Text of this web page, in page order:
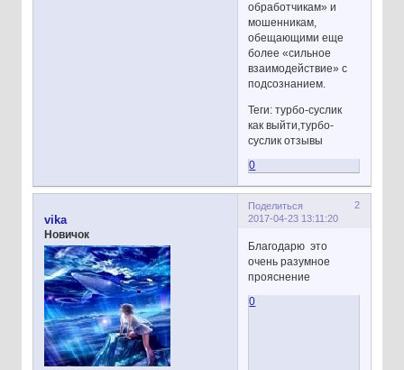
обработчикам» и
мошенникам,
обещающими еще
более «сильное
взаимодействие» с
подсознанием.
Теги: турбо-суслик
как выйти,турбо-
суслик отзывы
0
Поделиться
2
2017-04-23 13:11:20
vika
Новичок
Благодарю это
очень разумное
прояснение
0